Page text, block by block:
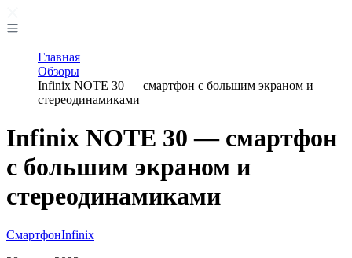
Главная
Обзоры
Infinix NOTE 30 — смартфон с большим экраном и
стереодинамиками
Infinix NOTE 30 — смартфон
с большим экраном и
стереодинамиками
СмартфонInfinix